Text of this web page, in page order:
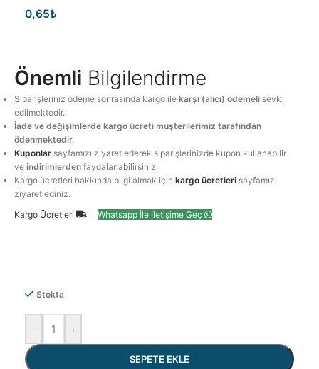
0,65₺
Önemli Bilgilendirme
Siparişleriniz ödeme sonrasında kargo ilekarşı (alıcı) ödemeli sevk
edilmektedir.
İade ve değişimlerde kargo ücreti müşterilerimiz tarafından
ödenmektedir.
Kuponlar sayfamızı ziyaret ederek siparişlerinizde kupon kullanabilir
veindirimlerden faydalanabilirsiniz.
Kargo ücretleri hakkında bilgi almak içinkargo ücretleri sayfamızı
ziyaret ediniz.
Kargo Ücretleri
Whatsapp İle İletişime Geç
Stokta
- +
SEPETE EKLE